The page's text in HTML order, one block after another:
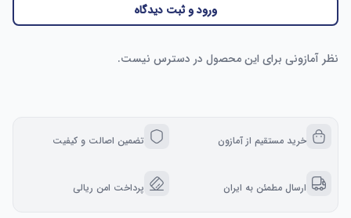
ورود و ثبت دیدگاه
نظر آمازونی برای این محصول در دسترس نیست.
خرید مستقیم از آمازون تضمین اصالت و کیفیت
ارسال مطمئن به ایران پرداخت امن ریالی